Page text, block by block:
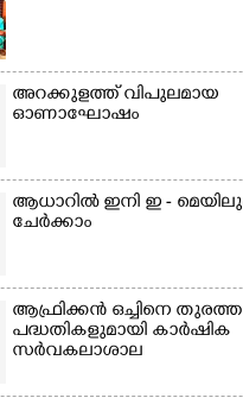
അറക്കുളത്ത് വിപുലമായ
ഓണാഘോഷം
ആധാറിൽ ഇനി ഇ -
ചേർക്കാം
ആഫ്രിക്കൻ ഒച്ചിനെ
പദ്ധതികളുമായി കാർഷിക
സർവകലാശാല